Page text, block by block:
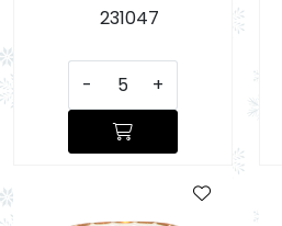
231047
- +